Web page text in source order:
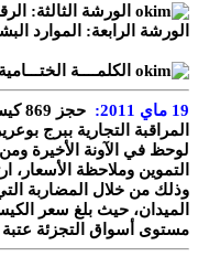
الورشة الثالثة:
الورشة الرابعة: الموارد
الكلمــــة
19 ماي 2011:
المراقبة التجارية ببرج
لوحظ في الآونة الأخيرة
التموين وملاحظة
وذلك من خلال المضاربة
مستوى أسواق التجزئة عتبة 680 دج؛...